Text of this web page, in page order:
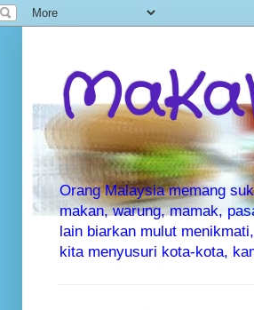
Orang Malaysia memang
makan, warung, mamak,
lain biarkan mulut
kita menyusuri kota-kota,